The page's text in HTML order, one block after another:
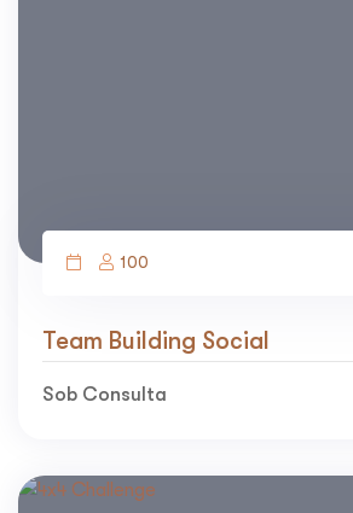
100
Team Building Social
Sob Consulta